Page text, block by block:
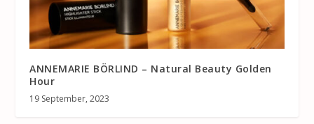
ANNEMARIE BÖRLIND – Natural Beauty Golden
Hour
19 September, 2023